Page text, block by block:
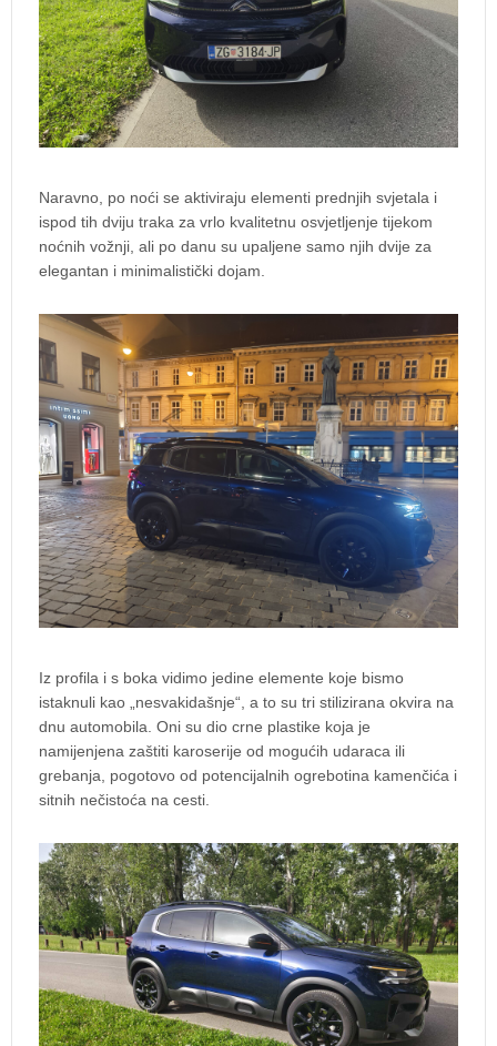
Naravno, po noći se aktiviraju elementi prednjih svjetala i
ispod tih dviju traka za vrlo kvalitetnu osvjetljenje tijekom
noćnih vožnji, ali po danu su upaljene samo njih dvije za
elegantan i minimalistički dojam.
Iz profila i s boka vidimo jedine elemente koje bismo
istaknuli kao „nesvakidašnje“, a to su tri stilizirana okvira na
dnu automobila. Oni su dio crne plastike koja je
namijenjena zaštiti karoserije od mogućih udaraca ili
grebanja, pogotovo od potencijalnih ogrebotina kamenčića i
sitnih nečistoća na cesti.